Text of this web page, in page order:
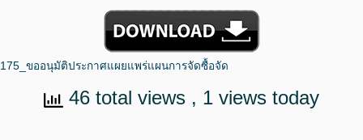
175_ขออนุมัติประกาศแผยแพร่แผนการจัดซื้อจัด
46 total views , 1 views today